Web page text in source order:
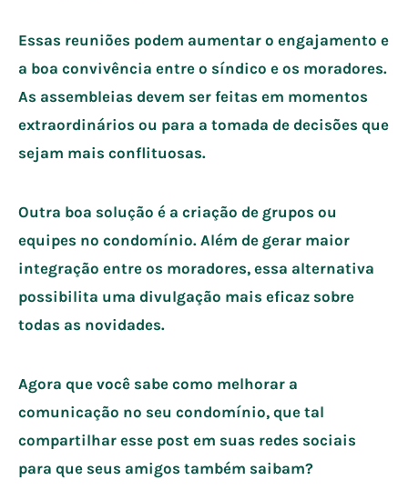
Essas reuniões podem aumentar o engajamento e
a boa convivência entre o síndico e os moradores.
As assembleias devem ser feitas em momentos
extraordinários ou para a tomada de decisões que
sejam mais conflituosas.
Outra boa solução é a criação de grupos ou
equipes no condomínio. Além de gerar maior
integração entre os moradores, essa alternativa
possibilita uma divulgação mais eficaz sobre
todas as novidades.
Agora que você sabe como melhorar a
comunicação no seu condomínio, que tal
compartilhar esse post em suas redes sociais
para que seus amigos também saibam?